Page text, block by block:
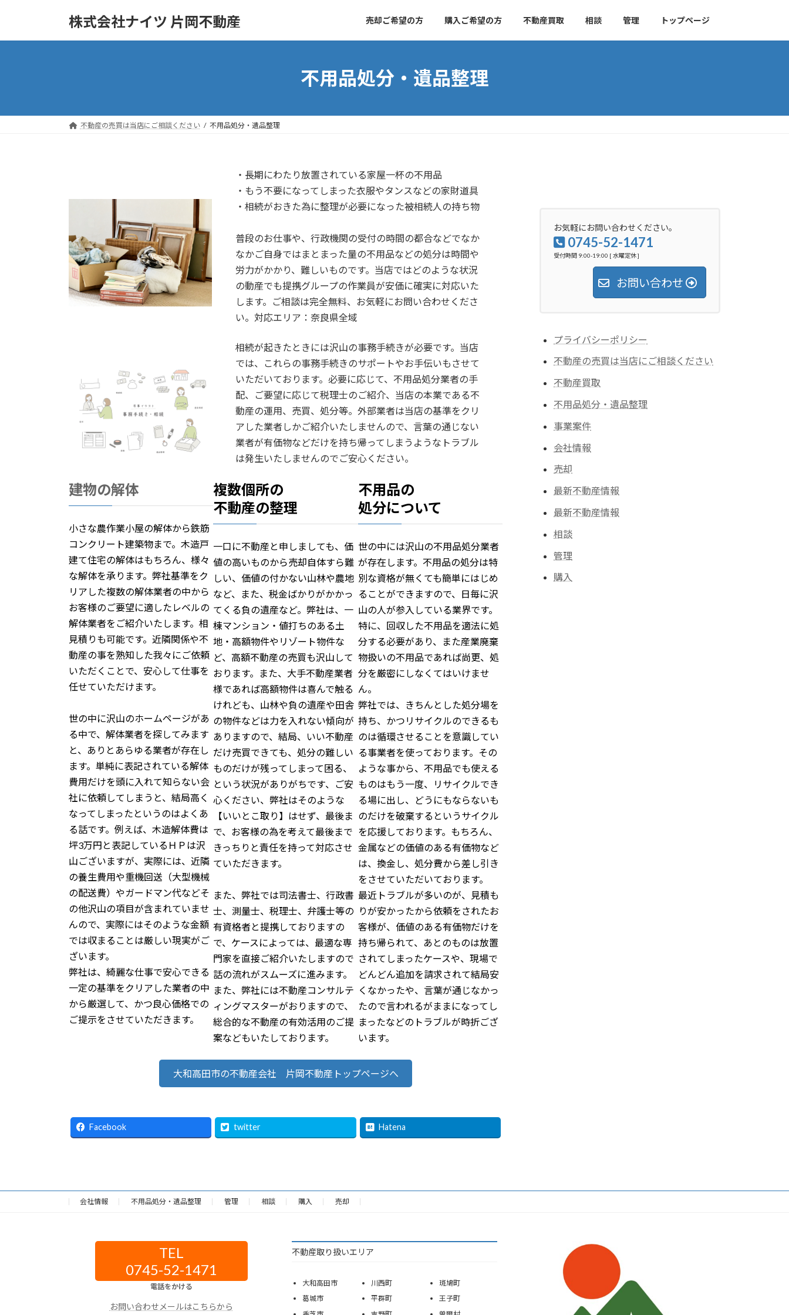
ッ
移
株式会社ナイツ 片岡不動産 売却ご希望の方 購入ご希望の方 不動産買取 相談 管理 トップページ
不用品処分・遺品整理
不動産の売買は当店にご相談ください 不用品処分・遺品整理
・長期にわたり放置されている家屋一杯の不用品
・もう不要になってしまった衣服やタンスなどの家財道具
・相続がおきた為に整理が必要になった被相続人の持ち物
普段のお仕事や、行政機関の受付の時間の都合などでなか
なかご自身ではまとまった量の不用品などの処分は時間や
労力がかかり、難しいものです。当店ではどのような状況
の動産でも提携グループの作業員が安価に確実に対応いた
します。ご相談は完全無料、お気軽にお問い合わせくださ
い。対応エリア：奈良県全域
相続が起きたときには沢山の事務手続きが必要です。当店
では、これらの事務手続きのサポートやお手伝いもさせて
いただいております。必要に応じて、不用品処分業者の手
配、ご要望に応じて税理士のご紹介、当店の本業である不
動産の運用、売買、処分等。外部業者は当店の基準をクリ
アした業者しかご紹介いたしませんので、言葉の通じない
業者が有価物などだけを持ち帰ってしまうようなトラブル
は発生いたしませんのでご安心ください。
建物の解体
小さな農作業小屋の解体から鉄筋
コンクリート建築物まで。木造戸
建て住宅の解体はもちろん、様々
な解体を承ります。弊社基準をク
リアした複数の解体業者の中から
お客様のご要望に適したレベルの
解体業者をご紹介いたします。相
見積りも可能です。近隣関係や不
動産の事を熟知した我々にご依頼
いただくことで、安心して仕事を
任せていただけます。
世の中に沢山のホームページがあ
る中で、解体業者を探してみます
と、ありとあらゆる業者が存在し
ます。単純に表記されている解体
費用だけを頭に入れて知らない会
社に依頼してしまうと、結局高く
なってしまったというのはよくあ
る話です。例えば、木造解体費は
坪3万円と表記しているＨＰは沢
山ございますが、実際には、近隣
の養生費用や重機回送（大型機械
の配送費）やガードマン代などそ
の他沢山の項目が含まれていませ
んので、実際にはそのような金額
では収まることは厳しい現実がご
ざいます。
弊社は、綺麗な仕事で安心できる
一定の基準をクリアした業者の中
から厳選して、かつ良心価格での
ご提示をさせていただきます。
複数個所の
不動産の整理
一口に不動産と申しましても、価
値の高いものから売却自体すら難
しい、価値の付かない山林や農地
など、また、税金ばかりがかかっ
てくる負の遺産など。弊社は、一
棟マンション・値打ちのある土
地・高額物件やリゾート物件な
ど、高額不動産の売買も沢山して
おります。また、大手不動産業者
様であれば高額物件は喜んで触る
けれども、山林や負の遺産や田舎
の物件などは力を入れない傾向が
ありますので、結局、いい不動産
だけ売買できても、処分の難しい
ものだけが残ってしまって困る、
という状況がありがちです、ご安
心ください、弊社はそのような
【いいとこ取り】はせず、最後ま
で、お客様の為を考えて最後まで
きっちりと責任を持って対応させ
ていただきます。
また、弊社では司法書士、行政書
士、測量士、税理士、弁護士等の
有資格者と提携しておりますの
で、ケースによっては、最適な専
門家を直接ご紹介いたしますので
話の流れがスムーズに進みます。
また、弊社には不動産コンサルテ
ィングマスターがおりますので、
総合的な不動産の有効活用のご提
案などもいたしております。
不用品の
処分について
世の中には沢山の不用品処分業者
が存在します。不用品の処分は特
別な資格が無くても簡単にはじめ
ることができますので、日毎に沢
山の人が参入している業界です。
特に、回収した不用品を適法に処
分する必要があり、また産業廃棄
物扱いの不用品であれば尚更、処
分を厳密にしなくてはいけませ
ん。
弊社では、きちんとした処分場を
持ち、かつリサイクルのできるも
のは循環させることを意識してい
る事業者を使っております。その
ような事から、不用品でも使える
ものはもう一度、リサイクルでき
る場に出し、どうにもならないも
のだけを破棄するというサイクル
を応援しております。もちろん、
金属などの価値のある有価物など
は、換金し、処分費から差し引き
をさせていただいております。
最近トラブルが多いのが、見積も
りが安かったから依頼をされたお
客様が、価値のある有価物だけを
持ち帰られて、あとのものは放置
されてしまったケースや、現場で
どんどん追加を請求されて結局安
くなかったや、言葉が通じなかっ
たので言われるがままになってし
まったなどのトラブルが時折ござ
います。
大和高田市の不動産会社 片岡不動産トップページへ
Facebook twitter Hatena
お気軽にお問い合わせください。
0745-52-1471
受付時間 9:00-19:00 [ 水曜定休 ]
お問い合わせ
プライバシーポリシー
不動産の売買は当店にご相談ください
不動産買取
不用品処分・遺品整理
事業案件
会社情報
売却
最新不動産情報
最新不動産情報
相談
管理
購入
会社情報 不用品処分・遺品整理 管理 相談 購入 売却
TEL
0745-52-1471
電話をかける
お問い合わせメールはこちらから
不動産取り扱いエリア
大和高田市
葛城市
川西町
平群町
斑鳩町
王子町